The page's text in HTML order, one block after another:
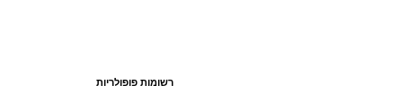
רשומות פופולריות